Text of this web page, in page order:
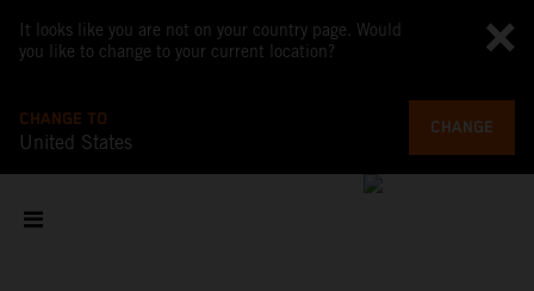
It looks like you are not on your country page. Would
you like to change to your current location?
CHANGE TO
United States
CHANGE